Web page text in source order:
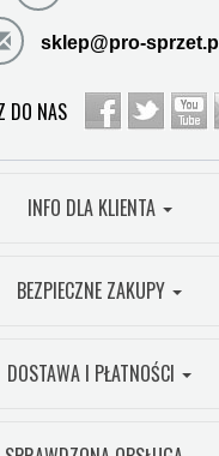
sklep@pro-sprzet.pl
DO NAS
INFO DLA KLIENTA
BEZPIECZNE ZAKUPY
DOSTAWA I PŁATNOŚCI